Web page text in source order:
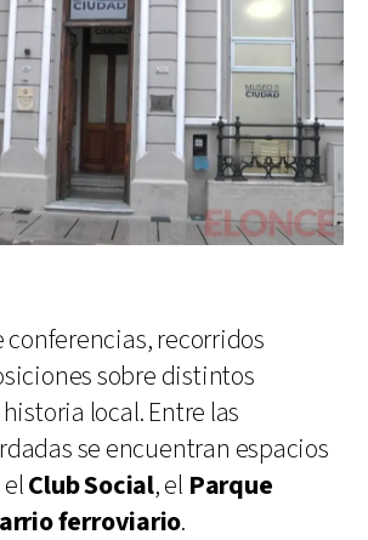
conferencias, recorridos
sobre distintos
local. Entre las
se encuentran espacios
Club Social, el Parque
ferroviario.